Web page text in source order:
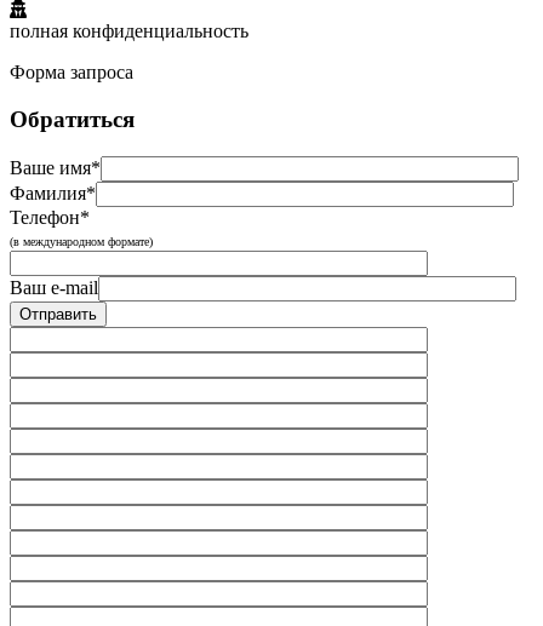
полная конфиденциальность
Форма запроса
Обратиться
Ваше имя*
Фамилия*
Телефон*
(в международном формате)
Ваш e-mail